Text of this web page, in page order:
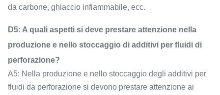
da carbone, ghiaccio infiammabile, ecc.
D5: A quali aspetti si deve prestare attenzione nella
produzione e nello stoccaggio di additivi per fluidi di
perforazione?
A5: Nella produzione e nello stoccaggio degli additivi per
fluidi da perforazione si devono prestare attenzione ai